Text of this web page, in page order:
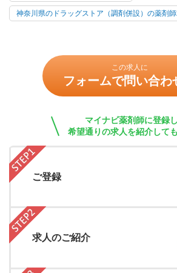
神奈川県のドラッグストア（調剤併設）の薬剤師
この求人に
フォームで問い合わ
マイナビ薬剤師に登録
希望通りの求人を紹介して
ご登録
求人のご紹介